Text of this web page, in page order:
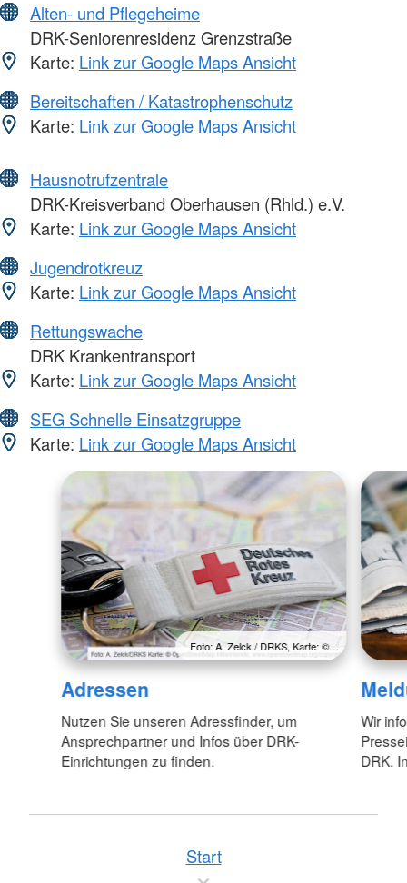
Alten- und Pflegeheime
DRK-Seniorenresidenz Grenzstraße
Karte: Link zur Google Maps Ansicht
Bereitschaften / Katastrophenschutz
Karte: Link zur Google Maps Ansicht
Hausnotrufzentrale
DRK-Kreisverband Oberhausen (Rhld.) e.V.
Karte: Link zur Google Maps Ansicht
Jugendrotkreuz
Karte: Link zur Google Maps Ansicht
Rettungswache
DRK Krankentransport
Karte: Link zur Google Maps Ansicht
SEG Schnelle Einsatzgruppe
Karte: Link zur Google Maps Ansicht
Foto: A. Zelck / DRKS, Karte: ©…
Adressen
Nutzen Sie unseren Adressfinder, um
Ansprechpartner und Infos über DRK-
Einrichtungen zu finden.
Wir
DRK.
Start